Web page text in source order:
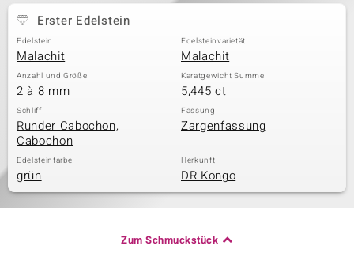
Erster Edelstein
Edelstein
Malachit
Edelsteinvarietät
Malachit
Anzahl und Größe
2 à 8 mm
Karatgewicht Summe
5,445 ct
Schliff
Runder Cabochon,
Cabochon
Fassung
Zargenfassung
Edelsteinfarbe
grün
Herkunft
DR Kongo
Zum Schmuckstück